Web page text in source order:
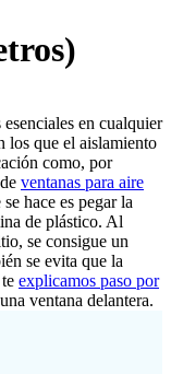
en cualquier
los que el aislamiento
como, por
ventanas para aire
hace es pegar la
de plástico. Al
se consigue un
se evita que la
explicamos paso por
ventana delantera.